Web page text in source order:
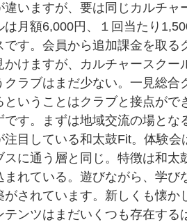
いますが、要は同じカルチャ
は月額6,000円、１回当たり
す。会員から追加課金を取る
かけますが、カルチャースク
クラブはまだ少ない。一見総
いうことはクラブと接点がで
す。まずは地域交流の場とな
注目している和太鼓Fit。体験
スに通う層と同じ。特徴は和
まれている。遊びながら、学
がされています。新しくも懐
ンツはまだいくつも存在する